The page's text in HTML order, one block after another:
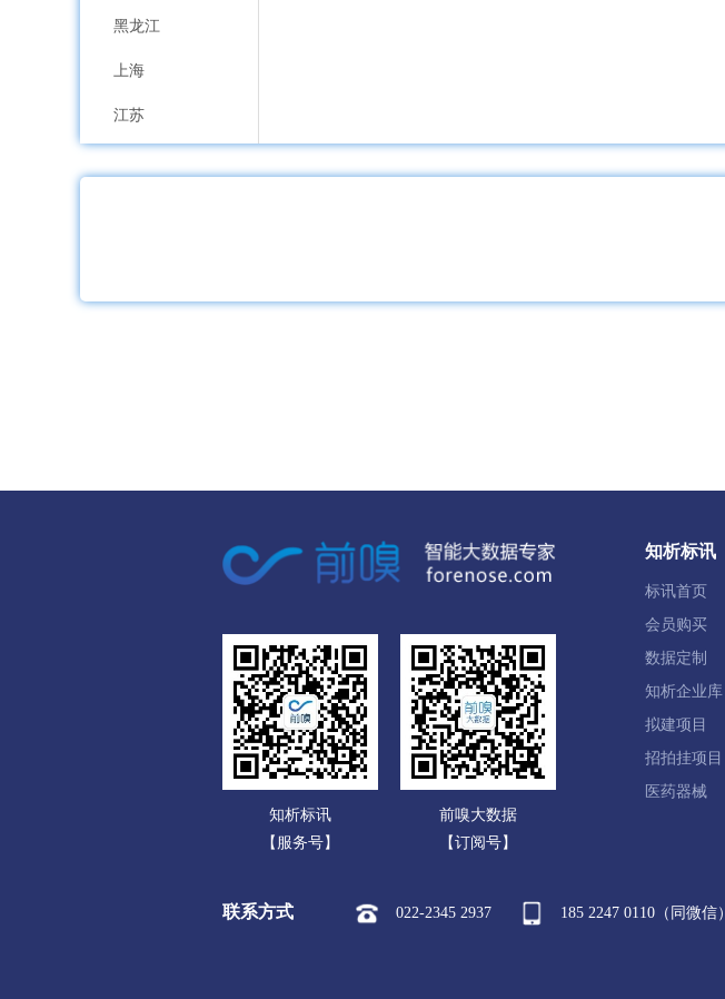
黑龙江
上海
江苏
知析标讯
【服务号】
前嗅大数据
【订阅号】
知析标讯
标讯首页
会员购买
数据定制
知析企业库
拟建项目
招拍挂项目
医药器械
联系方式 022-2345 2937 185 2247 0110（同微信）